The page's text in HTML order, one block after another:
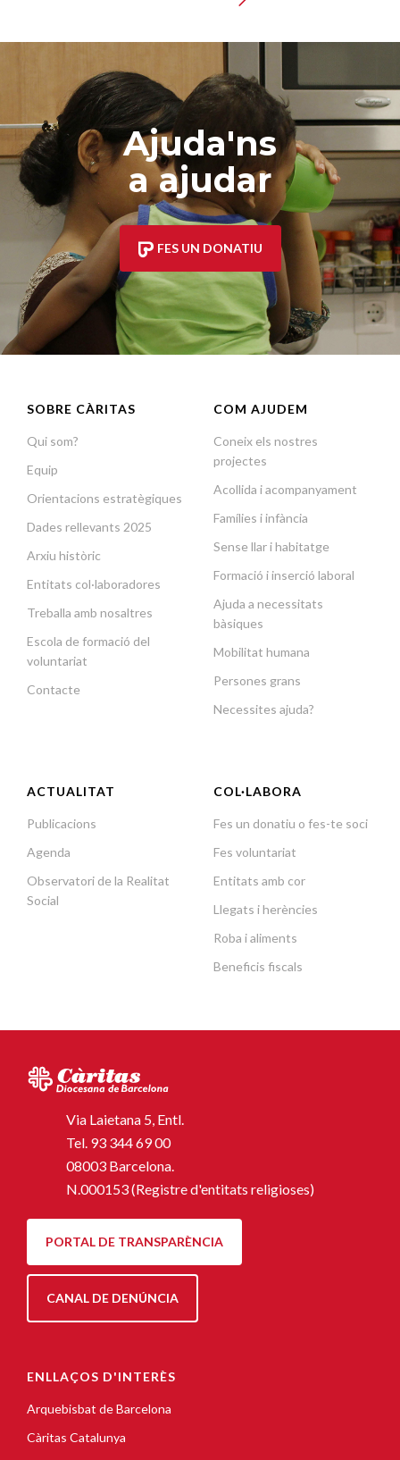
Ajuda'ns
a ajudar
FES UN DONATIU
SOBRE CÀRITAS
Qui som?
Equip
Orientacions estratègiques
Dades rellevants 2025
Arxiu històric
Entitats col·laboradores
Treballa amb nosaltres
Escola de formació del
voluntariat
Contacte
COM AJUDEM
Coneix els nostres
projectes
Acollida i acompanyament
Famílies i infància
Sense llar i habitatge
Formació i inserció laboral
Ajuda a necessitats
bàsiques
Mobilitat humana
Persones grans
Necessites ajuda?
ACTUALITAT
Publicacions
Agenda
Observatori de la Realitat
Social
COL·LABORA
Fes un donatiu o fes-te soci
Fes voluntariat
Entitats amb cor
Llegats i herències
Roba i aliments
Beneficis fiscals
Via Laietana 5, Entl.
Tel. 93 344 69 00
08003 Barcelona.
N.000153 (Registre d'entitats religioses)
PORTAL DE TRANSPARÈNCIA
CANAL DE DENÚNCIA
ENLLAÇOS D'INTERÈS
Arquebisbat de Barcelona
Càritas Catalunya